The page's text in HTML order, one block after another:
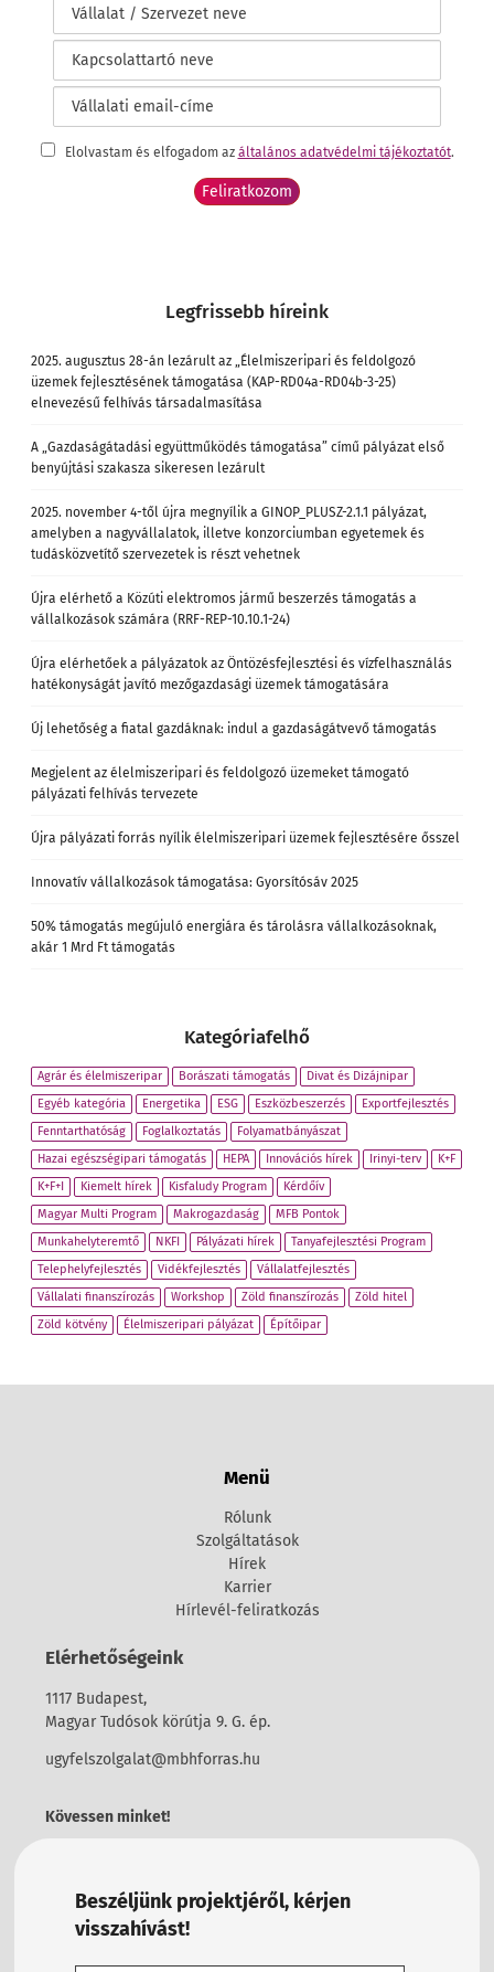
Elolvastam és elfogadom az általános adatvédelmi tájékoztatót.
Legfrissebb híreink
2025. augusztus 28-án lezárult az „Élelmiszeripari és feldolgozó
üzemek fejlesztésének támogatása (KAP-RD04a-RD04b-3-25)
elnevezésű felhívás társadalmasítása
A „Gazdaságátadási együttműködés támogatása” című pályázat első
benyújtási szakasza sikeresen lezárult
2025. november 4-től újra megnyílik a GINOP_PLUSZ-2.1.1 pályázat,
amelyben a nagyvállalatok, illetve konzorciumban egyetemek és
tudásközvetítő szervezetek is részt vehetnek
Újra elérhető a Közúti elektromos jármű beszerzés támogatás a
vállalkozások számára (RRF-REP-10.10.1-24)
Újra elérhetőek a pályázatok az Öntözésfejlesztési és vízfelhasználás
hatékonyságát javító mezőgazdasági üzemek támogatására
Új lehetőség a fiatal gazdáknak: indul a gazdaságátvevő támogatás
Megjelent az élelmiszeripari és feldolgozó üzemeket támogató
pályázati felhívás tervezete
Újra pályázati forrás nyílik élelmiszeripari üzemek fejlesztésére ősszel
Innovatív vállalkozások támogatása: Gyorsítósáv 2025
50% támogatás megújuló energiára és tárolásra vállalkozásoknak,
akár 1 Mrd Ft támogatás
Kategóriafelhő
Agrár és élelmiszeripar Borászati támogatás
Divat és Dizájnipar
Egyéb kategória
Energetika ESG Eszközbeszerzés
Exportfejlesztés
Fenntarthatóság
Foglalkoztatás
Folyamatbányászat
Hazai egészségipari támogatás
HEPA Innovációs hírek Irinyi-terv
K+F
K+F+I
Kiemelt hírek Kisfaludy Program
Kérdőív
Magyar Multi Program
Makrogazdaság
MFB Pontok
Munkahelyteremtő
NKFI Pályázati hírek
Tanyafejlesztési Program
Telephelyfejlesztés
Vidékfejlesztés
Vállalatfejlesztés
Vállalati finanszírozás
Workshop Zöld finanszírozás
Zöld hitel
Zöld kötvény
Élelmiszeripari pályázat Építőipar
Menü
Rólunk
Szolgáltatások
Hírek
Karrier
Hírlevél-feliratkozás
Elérhetőségeink
1117 Budapest,
Magyar Tudósok körútja 9. G. ép.
ugyfelszolgalat@mbhforras.hu
Kövessen minket!
Beszéljünk projektjéről, kérjen
visszahívást!